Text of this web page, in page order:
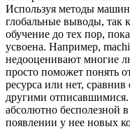
Используя методы
глобальные выводы, так
обучение до тех пор,
усвоена. Например,
недооценивают многие
просто поможет понять
ресурса или нет,
другими
абсолютно бесполезной
появлении у нее новых